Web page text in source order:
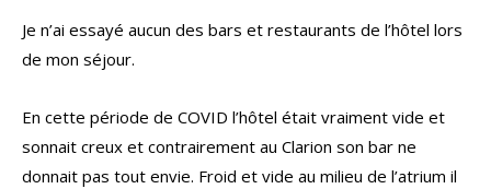
Je n’ai essayé aucun des bars et restaurants de l’hôtel lors
de mon séjour.
En cette période de COVID l’hôtel était vraiment vide et
sonnait creux et contrairement au Clarion son bar ne
donnait pas tout envie. Froid et vide au milieu de l’atrium il